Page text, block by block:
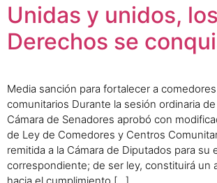
Unidas y unidos, los
Derechos se
Media sanción para fortalecer a
comunitarios Durante la sesión ordinaria
Cámara de Senadores aprobó con
de Ley de Comedores y Centros
remitida a la Cámara de Diputados para su
correspondiente; de ser ley, constituirá un